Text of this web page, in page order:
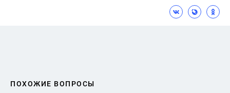
ПОХОЖИЕ ВОПРОСЫ